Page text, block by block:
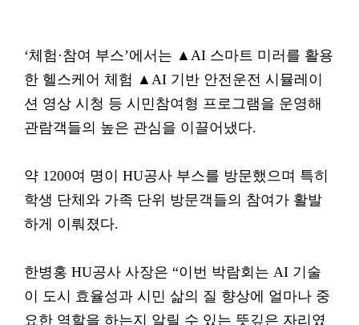
‘체험·참여 부스’에서는 ▲AI 스마트 미러를 활용
한 헬스케어 체험 ▲AI 기반 안전운전 시뮬레이
션 영상 시청 등 시민참여형 프로그램을 운영해
관람객들의 높은 관심을 이끌어냈다.
약 1200여 명이 HU공사 부스를 방문했으며 특히
학생 단체와 가족 단위 방문객들의 참여가 활발
하게 이뤄졌다.
한병홍 HU공사 사장은 “이번 박람회는 AI 기술
이 도시 효율성과 시민 삶의 질 향상에 얼마나 중
요한 역할을 하는지 알릴 수 있는 뜻깊은 자리였